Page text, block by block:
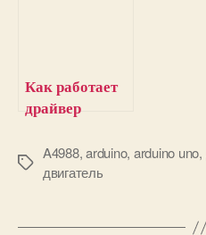
Как работает
драйвер
L298N и как
его
М
A4988,arduino, arduino uno,
двигатель